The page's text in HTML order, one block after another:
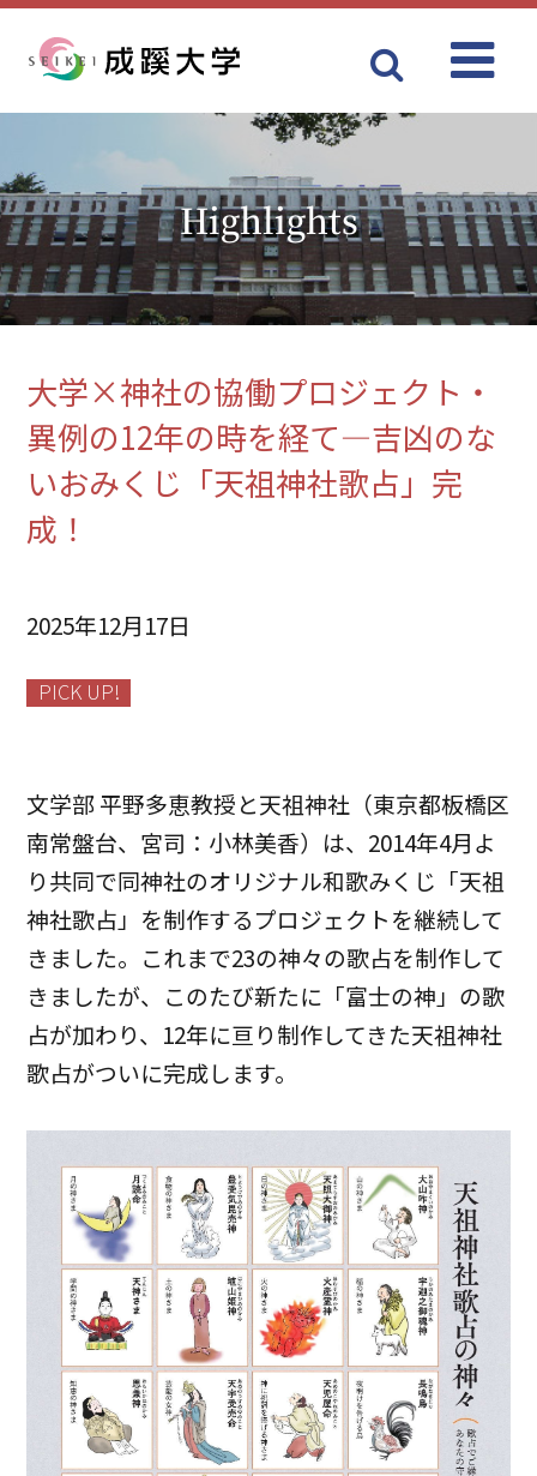
Highlights
大学×神社の協働プロジェクト・
異例の12年の時を経て―吉凶のな
いおみくじ「天祖神社歌占」完
成！
2025年12月17日
PICK UP!
文学部 平野多恵教授と天祖神社（東京都板橋区
南常盤台、宮司：小林美香）は、2014年4月よ
り共同で同神社のオリジナル和歌みくじ「天祖
神社歌占」を制作するプロジェクトを継続して
きました。これまで23の神々の歌占を制作して
きましたが、このたび新たに「富士の神」の歌
占が加わり、12年に亘り制作してきた天祖神社
歌占がついに完成します。